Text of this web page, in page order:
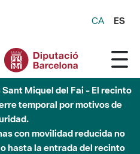
CA ES
Miquel del Fai - El recinto
temporal por motivos de
con movilidad reducida no
hasta la entrada del recinto